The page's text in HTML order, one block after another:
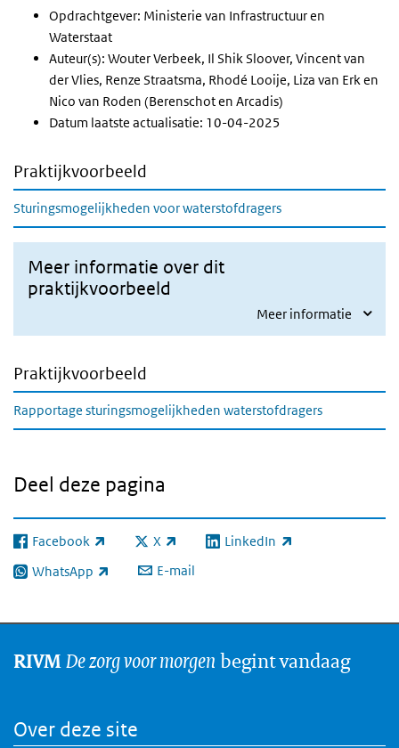
Opdrachtgever: Ministerie van Infrastructuur en
Waterstaat
Auteur(s): Wouter Verbeek, Il Shik Sloover, Vincent van
der Vlies, Renze Straatsma, Rhodé Looije, Liza van Erk en
Nico van Roden (Berenschot en Arcadis)
Datum laatste actualisatie: 10-04-2025
Praktijkvoorbeeld
Sturingsmogelijkheden voor waterstofdragers
Meer informatie over dit
praktijkvoorbeeld
Meer informatie
Praktijkvoorbeeld
Rapportage sturingsmogelijkheden waterstofdragers
Deel deze pagina
Facebook
(externe link) X
(externe link) LinkedIn
(externe link)
WhatsApp
(externe link) E-mail
RIVMDe zorg voor morgen begint vandaag
Over deze site